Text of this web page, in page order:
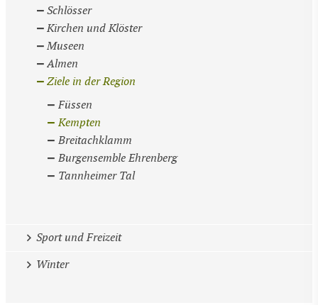
Schlösser
Kirchen und Klöster
Museen
Almen
Ziele in der Region
Füssen
Kempten
Breitachklamm
Burgensemble Ehrenberg
Tannheimer Tal
Sport und Freizeit
Winter